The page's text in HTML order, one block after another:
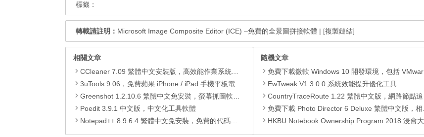
標籤：
轉載請註明： Microsoft Image Composite Editor (ICE) –免費的全景圖拼接軟體 | [複製鏈結]
相關文章
CCleaner 7.09 繁體中文安裝版，高效能作業系統清理軟體
3uTools 9.06，免費蘋果 iPhone / iPad 手機平板電腦管理備份還原軟體
Greenshot 1.2.10.6 繁體中文免安裝，螢幕抓圖軟體，1.3.315 安裝版
Poedit 3.9.1 中文版，中文化工具軟體
Notepad++ 8.9.6.4 繁體中文免安裝，免費的代碼編輯器
隨機文章
免費下載微軟 Windows 10 開發環境，包括 VMware、Hyper-V、VirtualBox 和 Parallels 四種虛擬機器映像檔
EwTweak V1.3.0.0 系統效能提升優化工具
CountryTraceRoute 1.22 繁體中文版，網路節點追蹤工具
免費下載 Photo Director 6 Deluxe 繁體中文版，相片大師6 正版序號 (限時免費)
HKBU Notebook Ownership Program 2018 浸會大學電腦優惠 – Lenovo